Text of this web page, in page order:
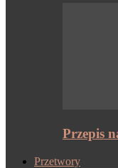
Przepis
Przetwory